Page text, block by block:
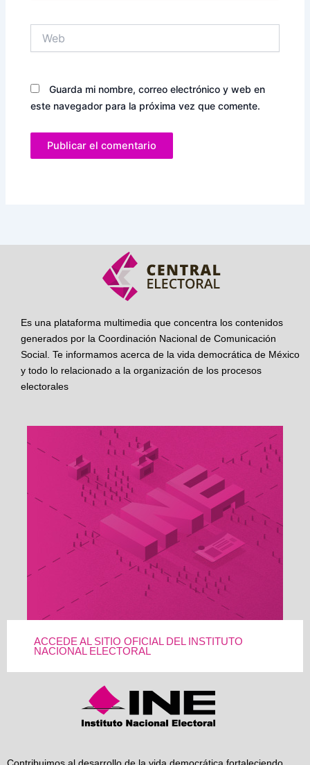
Guarda mi nombre, correo electrónico y web en
este navegador para la próxima vez que comente.
Es una plataforma multimedia que concentra los contenidos
generados por la Coordinación Nacional de Comunicación
Social. Te informamos acerca de la vida democrática de México
y todo lo relacionado a la organización de los procesos
electorales
ACCEDE AL SITIO OFICIAL DEL INSTITUTO
NACIONAL ELECTORAL